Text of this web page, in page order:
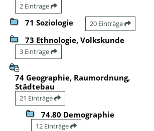
2 Einträge
71 Soziologie 20 Einträge
73 Ethnologie, Volkskunde
3 Einträge
74 Geographie, Raumordnung,
Städtebau
21 Einträge
74.80 Demographie
12 Einträge